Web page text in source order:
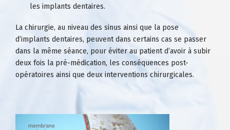
les implants dentaires.
La chirurgie, au niveau des sinus ainsi que la pose
d’implants dentaires, peuvent dans certains cas se passer
dans la même séance, pour éviter au patient d’avoir à subir
deux fois la pré-médication, les conséquences post-
opératoires ainsi que deux interventions chirurgicales.